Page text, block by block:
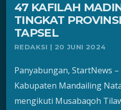
47 KAFILAH
TINGKAT
TAPSEL
REDAKSI | 20 JUNI 2024
Panyabungan, StartNews
Kabupaten Mandailing
mengikuti Musabaqoh